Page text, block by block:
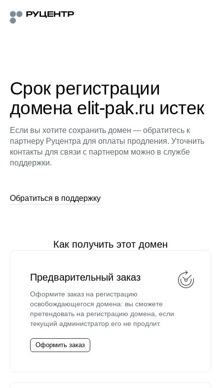
Срок регистрации
домена elit-pak.ru истек
Если вы хотите сохранить домен — обратитесь к
партнеру Руцентра для оплаты продления. Уточнить
контакты для связи с партнером можно в службе
поддержки.
Обратиться в поддержку
Как получить этот домен
Предварительный заказ
Оформите заказ на регистрацию
освобождающегося домена: вы сможете
претендовать на регистрацию домена, если
текущий администратор его не продлит.
Оформить заказ